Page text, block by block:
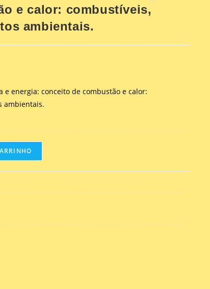
e calor: combustíveis,
ambientais.
e energia: conceito de combustão e calor:
ambientais.